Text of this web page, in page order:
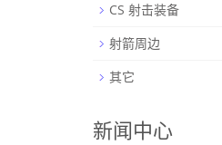
CS 射击装备
射箭周边
其它
新闻中心